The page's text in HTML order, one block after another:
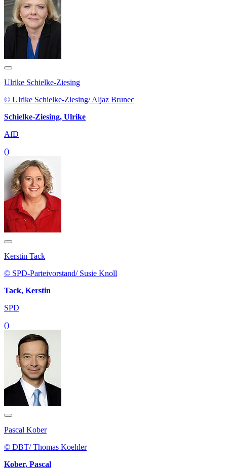
Ulrike Schielke-Ziesing
© Ulrike Schielke-Ziesing/ Aljaz Brunec
Schielke-Ziesing, Ulrike
AfD
()
Kerstin Tack
© SPD-Parteivorstand/ Susie Knoll
Tack, Kerstin
SPD
()
Pascal Kober
© DBT/ Thomas Koehler
Kober, Pascal